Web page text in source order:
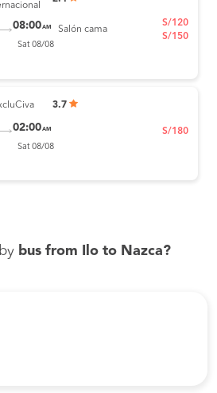
08:00AM
Sat 08/08
Salón cama
S/120
S/150
3.7
02:00AM
Sat 08/08
S/180
bus from Ilo to Nazca?